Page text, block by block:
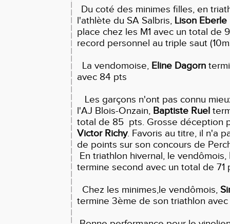
Du coté des minimes filles, en
l'athlète du SA Salbris, Lison Eberle
place chez les M1 avec un total de
record personnel au triple saut
La vendomoise, Eline Dagorn
avec 84 pts
Les garçons n'ont pas connu
l'AJ Blois-Onzain, Baptiste Ruel
total de 85 pts. Grosse déception
Victor Richy. Favoris au titre, il n'a
de points sur son concours de
En triathlon hivernal, le vendômois,
termine second avec un total de 71
Chez les minimes,le vendômois,
termine 3ème de son triathlon